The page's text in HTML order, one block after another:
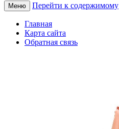
Меню Перейти к содержимому
Главная
Карта сайта
Обратная связь